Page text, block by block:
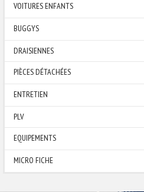
VOITURES ENFANTS
BUGGYS
DRAISIENNES
PIÈCES DÉTACHÉES
ENTRETIEN
PLV
EQUIPEMENTS
MICRO FICHE